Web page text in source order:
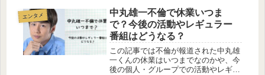
して活躍を続けるアイナ・ジ・エンド
さん。音楽特番があると、ほぼ必ず
と...
エンタメ
中丸雄一不倫で休業いつま
で？今後の活動やレギュラー
番組はどうなる？
この記事では不倫が報道された中丸雄
一くんの休業はいつまでなのかや、今
後の個人・グループでの活動やレギュ